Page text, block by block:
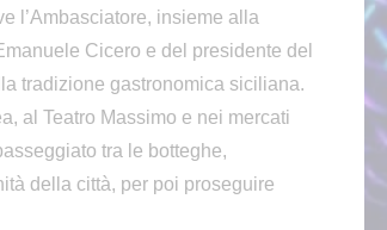
l’Ambasciatore, insieme alla
Cicero e del presidente del
tradizione gastronomica siciliana.
al Teatro Massimo e nei mercati
tra le botteghe,
della città, per poi proseguire